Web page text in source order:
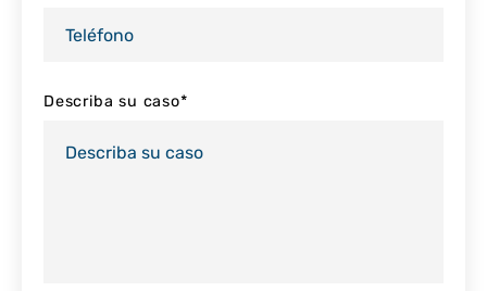
Describa su caso*